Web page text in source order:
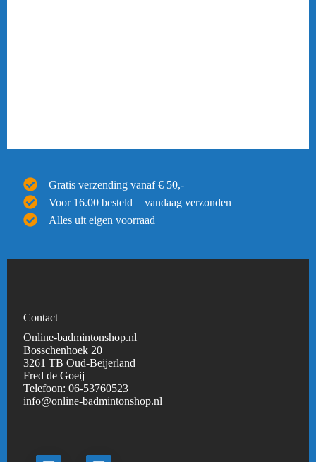
Gratis verzending vanaf € 50,-
Voor 16.00 besteld = vandaag verzonden
Alles uit eigen voorraad
Contact
Online-badmintonshop.nl
Bosschenhoek 20
3261 TB Oud-Beijerland
Fred de Goeij
Telefoon:06-53760523
info@online-badmintonshop.nl